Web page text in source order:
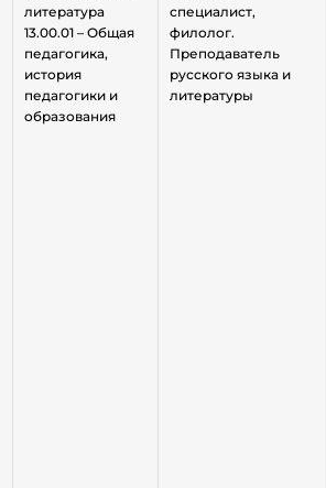
литература
13.00.01 – Общая
педагогика,
история
педагогики и
образования
специалист,
филолог.
Преподаватель
русского языка и
литературы